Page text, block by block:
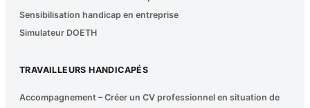
Sensibilisation handicap en entreprise
Simulateur DOETH
TRAVAILLEURS HANDICAPÉS
Accompagnement – Créer un CV professionnel en situation de